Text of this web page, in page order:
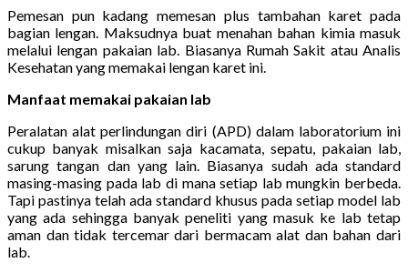
Pemesan pun kadang memesan plus tambahan karet pada
bagian lengan. Maksudnya buat menahan bahan kimia masuk
melalui lengan pakaian lab. Biasanya Rumah Sakit atau Analis
Kesehatan yang memakai lengan karet ini.
Manfaat memakai pakaian lab
Peralatan alat perlindungan diri (APD) dalam laboratorium ini
cukup banyak misalkan saja kacamata, sepatu, pakaian lab,
sarung tangan dan yang lain. Biasanya sudah ada standard
masing-masing pada lab di mana setiap lab mungkin berbeda.
Tapi pastinya telah ada standard khusus pada setiap model lab
yang ada sehingga banyak peneliti yang masuk ke lab tetap
aman dan tidak tercemar dari bermacam alat dan bahan dari
lab.